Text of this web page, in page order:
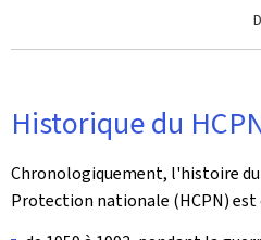
Historique du
Chronologiquement, l'histoire
Protection nationale (HCPN) est